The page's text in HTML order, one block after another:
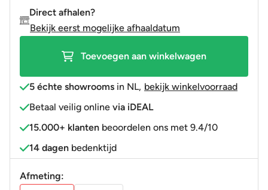
aantal
Direct afhalen?
Bekijk eerst mogelijke afhaaldatum
Toevoegen aan winkelwagen
5 échte showrooms in NL, bekijk winkelvoorraad
Betaal veilig online via iDEAL
15.000+ klanten beoordelen ons met 9.4/10
14 dagen bedenktijd
Afmeting: